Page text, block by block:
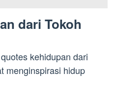
dari Tokoh
kehidupan dari
menginspirasi hidup